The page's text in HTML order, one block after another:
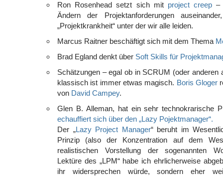
Ron Rosenhead setzt sich mit project creep –
Ändern der Projektanforderungen
„Projektkrankheit“ unter der wir alle leiden.
Marcus Raitner beschäftigt sich mit dem Thema
Brad Egland denkt über Soft Skills für
Schätzungen – egal ob in SCRUM (oder anderen
klassisch ist immer etwas magisch. Boris Gloger
von David Campey.
Glen B. Alleman, hat ein sehr technokrarische
echauffiert sich über den „Lazy Pojektmanager“.
Der „Lazy Project Manager“ beruht im
Prinzip (also der Konzentration auf dem
realistischen Vorstellung der sogenannten
Lektüre des „LPM“ habe ich ehrlicherweise
ihr widersprechen würde, sondern eher